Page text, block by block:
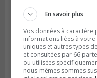
En savoir plus
Vos données à caractère
informations liées à
uniques et autres types
et consultées par 66
ou utilisées
nous-mêmes sommes